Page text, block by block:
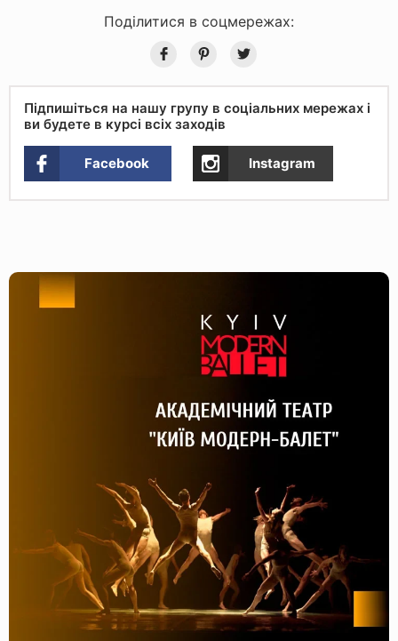
Поділитися в соцмережах:
Підпишіться на нашу групу в соціальних мережах і
ви будете в курсі всіх заходів
Facebook Instagram